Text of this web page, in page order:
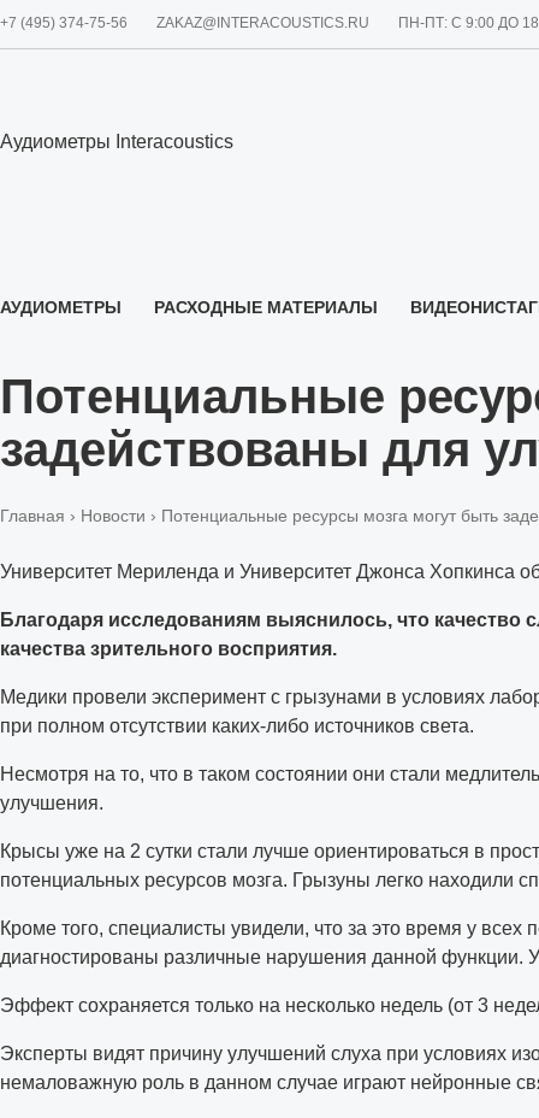
+7 (495) 374-75-56 ZAKAZ@INTERACOUSTICS.RU ПН-ПТ: С 9:00 ДО
Аудиометры Interacoustics
АУДИОМЕТРЫ РАСХОДНЫЕ МАТЕРИАЛЫ
Потенциальные
задействованы для
Главная › Новости › Потенциальные ресурсы мозга могут быть
Университет Мериленда и Университет Джонса Хопкинса
Благодаря исследованиям выяснилось, что
качества зрительного восприятия.
Медики провели эксперимент с грызунами в условиях
при полном отсутствии каких-либо источников света.
Несмотря на то, что в таком состоянии они стали
улучшения.
Крысы уже на 2 сутки стали лучше ориентироваться в
потенциальных ресурсов мозга. Грызуны легко находили
Кроме того, специалисты увидели, что за это время у
диагностированы различные нарушения данной функции.
Эффект сохраняется только на несколько недель (от 3
Эксперты видят причину улучшений слуха при условиях
немаловажную роль в данном случае играют нейронные